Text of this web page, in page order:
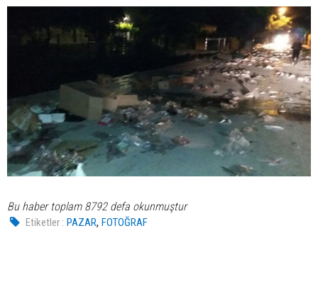
Bu haber toplam 8792 defa okunmuştur
Etiketler : PAZAR,FOTOĞRAF